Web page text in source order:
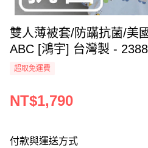
雙人薄被套/防蹣抗菌/美
ABC [鴻宇] 台灣製 -
超取免運費
NT$1,790
付款與運送方式